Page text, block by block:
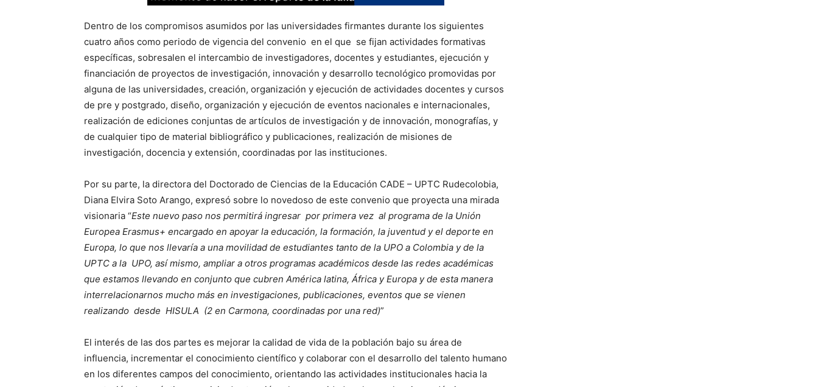
Dentro de los compromisos asumidos por las universidades firmantes durante los siguientes
cuatro años como periodo de vigencia del convenio en el que se fijan actividades formativas
específicas, sobresalen el intercambio de investigadores, docentes y estudiantes, ejecución y
financiación de proyectos de investigación, innovación y desarrollo tecnológico promovidas por
alguna de las universidades, creación, organización y ejecución de actividades docentes y cursos
de pre y postgrado, diseño, organización y ejecución de eventos nacionales e internacionales,
realización de ediciones conjuntas de artículos de investigación y de innovación, monografías, y
de cualquier tipo de material bibliográfico y publicaciones, realización de misiones de
investigación, docencia y extensión, coordinadas por las instituciones.
Por su parte, la directora del Doctorado de Ciencias de la Educación CADE – UPTC Rudecolobia,
Diana Elvira Soto Arango, expresó sobre lo novedoso de este convenio que proyecta una mirada
visionaria “Este nuevo paso nos permitirá ingresar por primera vez al programa de la Unión
Europea Erasmus+ encargado en apoyar la educación, la formación, la juventud y el deporte en
Europa, lo que nos llevaría a una movilidad de estudiantes tanto de la UPO a Colombia y de la
UPTC a la UPO, así mismo, ampliar a otros programas académicos desde las redes académicas
que estamos llevando en conjunto que cubren América latina, África y Europa y de esta manera
interrelacionarnos mucho más en investigaciones, publicaciones, eventos que se vienen
realizando desde HISULA (2 en Carmona, coordinadas por una red)”
El interés de las dos partes es mejorar la calidad de vida de la población bajo su área de
influencia, incrementar el conocimiento científico y colaborar con el desarrollo del talento humano
en los diferentes campos del conocimiento, orientando las actividades institucionales hacia la